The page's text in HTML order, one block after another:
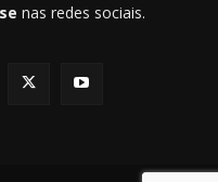
nas redes sociais.